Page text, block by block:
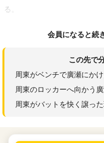
る。
会員になると続
この先で
周東がベンチで廣瀬にか
周東のロッカーへ向かう
周東がバットを快く譲っ